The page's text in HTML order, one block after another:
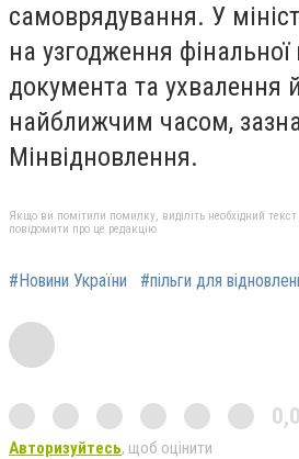
самоврядування. У
на узгодження фінальної
документа та ухвалення
найближчим часом,
Мінвідновлення.
Якщо ви помітили помилку, виділіть необхідний
повідомити про це редакцію
#Новини України #пільги для
0,0
Авторизуйтесь, щоб оцінити